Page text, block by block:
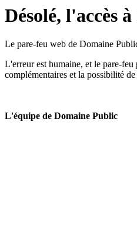
Désolé, l'accès
Le pare-feu web de Domaine
L'erreur est humaine, et le pare-
complémentaires et la possibilité
L'équipe de Domaine Public